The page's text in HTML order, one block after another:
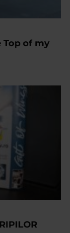
Top of my